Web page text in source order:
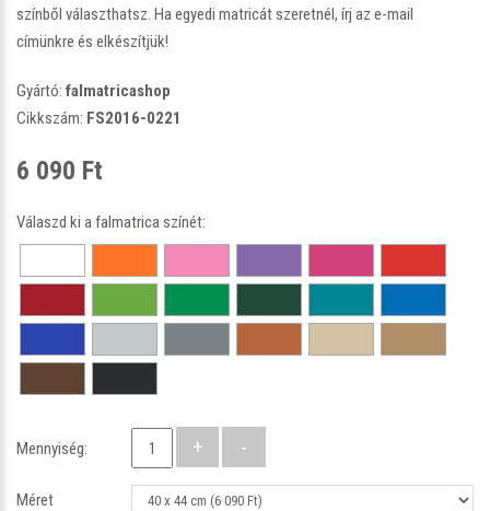
színből választhatsz. Ha egyedi matricát szeretnél, írj az e-mail
címünkre és elkészítjük!
Gyártó: falmatricashop
Cikkszám: FS2016-0221
6 090 Ft
Válaszd ki a falmatrica színét:
Mennyiség:
Méret